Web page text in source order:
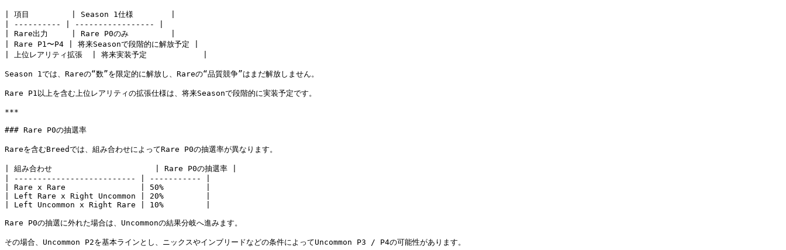
| 項目         | Season 1仕様        |
| ---------- | ----------------- |
| Rare出力     | Rare P0のみ         |
| Rare P1〜P4 | 将来Seasonで段階的に解放予定 |
| 上位レアリティ拡張  | 将来実装予定            |
Season 1では、Rareの“数”を限定的に解放し、Rareの“品質競争”はまだ解放しません。
Rare P1以上を含む上位レアリティの拡張仕様は、将来Seasonで段階的に実装予定です。
***
### Rare P0の抽選率
Rareを含むBreedでは、組み合わせによってRare P0の抽選率が異なります。
| 組み合わせ                      | Rare P0の抽選率 |
| -------------------------- | ----------- |
| Rare x Rare                | 50%         |
| Left Rare x Right Uncommon | 20%         |
| Left Uncommon x Right Rare | 10%         |
Rare P0の抽選に外れた場合は、Uncommonの結果分岐へ進みます。
その場合、Uncommon P2を基本ラインとし、ニックスやインブリードなどの条件によってUncommon P3 / P4の可能性があります。